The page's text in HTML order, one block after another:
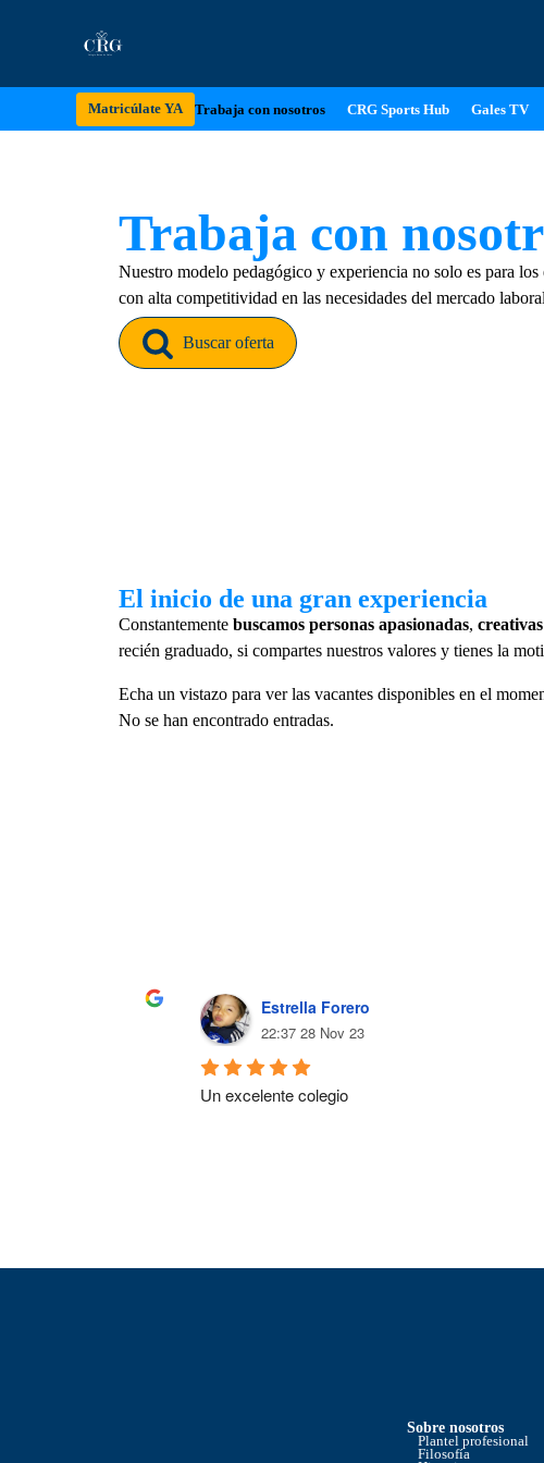
Matricúlate YA Trabaja con nosotros CRG Sports Hub Gales TV
Trabaja con
Nuestro modelo pedagógico y experiencia no solo es para
con alta competitividad en las necesidades del mercado
Buscar oferta
El inicio de una gran experiencia
Constantemente buscamos personas apasionadas, creativas
recién graduado, si compartes nuestros valores y tienes la
Echa un vistazo para ver las vacantes disponibles en el
No se han encontrado entradas.
Estrella Forero
22:37 28 Nov 23
Un excelente colegio
Sobre nosotros
Plantel profesional
Filosofía